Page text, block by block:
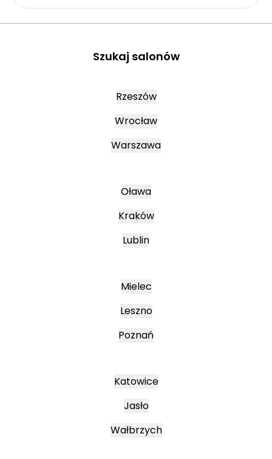
Szukaj salonów
Rzeszów
Wrocław
Warszawa
Oława
Kraków
Lublin
Mielec
Leszno
Poznań
Katowice
Jasło
Wałbrzych